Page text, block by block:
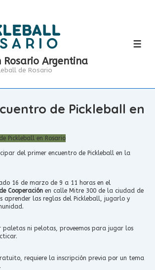
Rosario Argentina
de Rosario
de Pickleball en
del primer encuentro de Pickleball en la
16 de marzo de 9 a 11 horas en el
Cooperación en calle Mitre 300 de la ciudad de
aprender las reglas del Pickleball, jugarlo y
paletas ni pelotas, proveemos para jugar los
requiere la inscripción previa por un tema